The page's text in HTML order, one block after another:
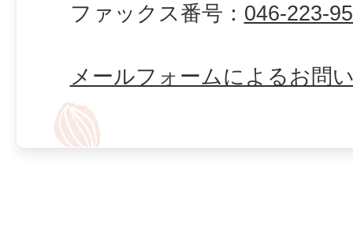
ファックス番号： 046-223-
メールフォームによるお問